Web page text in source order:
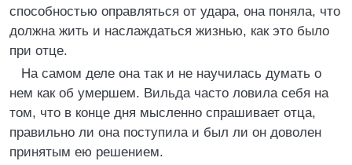
способностью оправляться от удара, она поняла, что
должна жить и наслаждаться жизнью, как это было
при отце.
На самом деле она так и не научилась думать о
нем как об умершем. Вильда часто ловила себя на
том, что в конце дня мысленно спрашивает отца,
правильно ли она поступила и был ли он доволен
принятым ею решением.